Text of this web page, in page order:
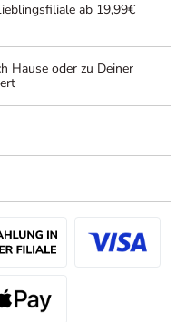
ab 19,99€
Hause oder zu Deiner